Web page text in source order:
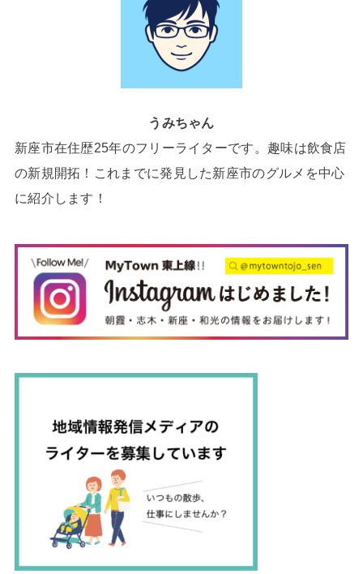
うみちゃん
新座市在住歴25年のフリーライターです。趣味は飲食店
の新規開拓！これまでに発見した新座市のグルメを中心
に紹介します！